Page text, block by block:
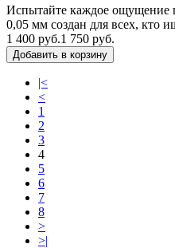
Испытайте каждое ощущение
0,05 мм создан для всех, кто
1 400 руб.1 750 руб.
Добавить в корзину
|<
<
1
2
3
4
5
6
7
8
>
>|